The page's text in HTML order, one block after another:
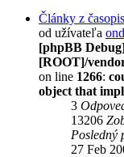
Články z
od užívateľa
[phpBB
[ROOT]/
on line 1266:
object that
3
13206
Posledný
27 Feb